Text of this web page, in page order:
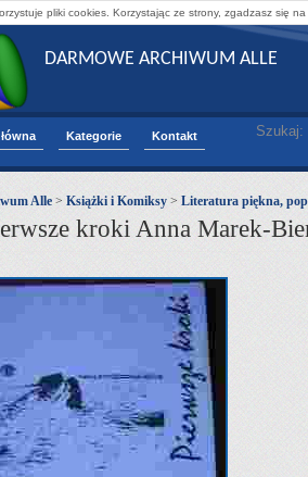
pliki cookies. Korzystając ze strony, zgadzasz się
DARMOWE ARCHIWUM ALLE
Kategorie Kontakt Szukaj:
Alle > Książki i Komiksy > Literatura piękna,
kroki Anna Marek-